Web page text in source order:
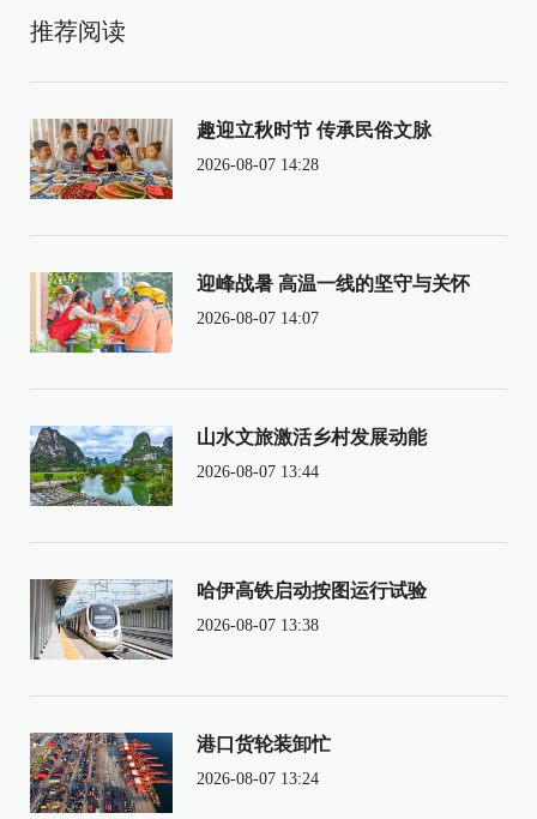
推荐阅读
趣迎立秋时节 传承民俗文脉
2026-08-07 14:28
迎峰战暑 高温一线的坚守与关怀
2026-08-07 14:07
山水文旅激活乡村发展动能
2026-08-07 13:44
哈伊高铁启动按图运行试验
2026-08-07 13:38
港口货轮装卸忙
2026-08-07 13:24